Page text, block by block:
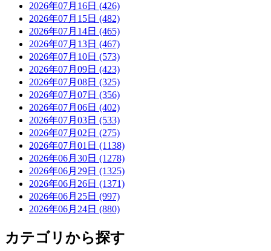
2026年07月16日 (426)
2026年07月15日 (482)
2026年07月14日 (465)
2026年07月13日 (467)
2026年07月10日 (573)
2026年07月09日 (423)
2026年07月08日 (325)
2026年07月07日 (356)
2026年07月06日 (402)
2026年07月03日 (533)
2026年07月02日 (275)
2026年07月01日 (1138)
2026年06月30日 (1278)
2026年06月29日 (1325)
2026年06月26日 (1371)
2026年06月25日 (997)
2026年06月24日 (880)
カテゴリから探す